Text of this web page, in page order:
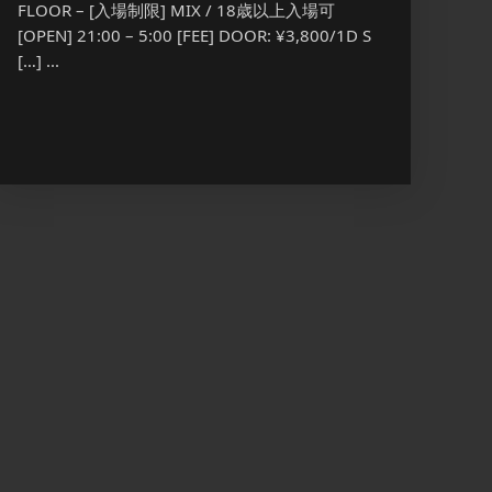
FLOOR – [入場制限] MIX / 18歳以上入場可
[OPEN] 21:00 – 5:00 [FEE] DOOR: ¥3,800/1D S
[…] ...